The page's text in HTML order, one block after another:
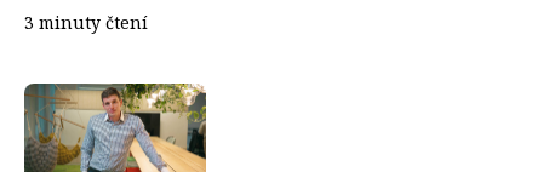
3 minuty čtení